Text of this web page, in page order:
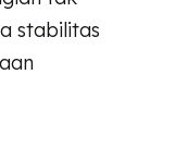
stabilitas